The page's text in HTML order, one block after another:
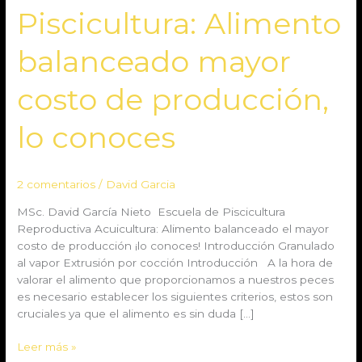
Piscicultura: Alimento
balanceado mayor
costo de producción,
lo conoces
2 comentarios / David Garcia
MSc. David García Nieto Escuela de Piscicultura
Reproductiva Acuicultura: Alimento balanceado el mayor
costo de producción ¡lo conoces! Introducción Granulado
al vapor Extrusión por cocción Introducción A la hora de
valorar el alimento que proporcionamos a nuestros peces
es necesario establecer los siguientes criterios, estos son
cruciales ya que el alimento es sin duda […]
Piscicultura:
Alimento
mayor
de
producción,
conoces
Leer más »